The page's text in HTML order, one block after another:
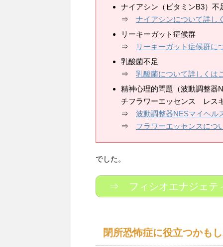
ナイアシン（ビタミンB3）不
⇒ ナイアシンについて詳し
リーキーガット症候群
⇒
リーキーガット症候群に
乳酸菌不足
⇒ 乳酸菌について詳しくは
精神心理的問題（波動調整器
チフラワーエッセンス レス
⇒ 波動調整器NESマイヘル
⇒ フラワーエッセンスにつ
でした。
⇒ フィシオエナジェテ
閉所恐怖症に役立つかも